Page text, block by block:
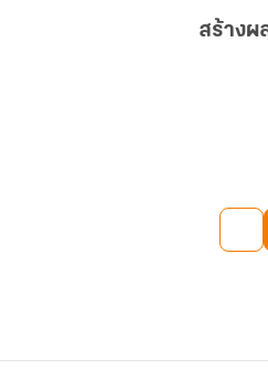
สร้างผ